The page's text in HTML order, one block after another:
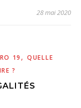
28 mai 2020
19 ,QUELLE
?